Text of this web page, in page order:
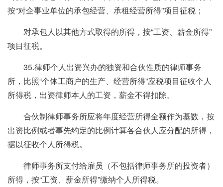
按“对企事业单位的承包经营、承租经营所得”项目征税；
对承包人以其他方式取得的所得，按“工资、薪金所得”
项目征税。
35.律师个人出资兴办的独资和合伙性质的律师事务
所，比照“个体工商户的生产、经营所得”应税项目征收个人
所得税，出资律师本人的工资，薪金不得扣除。
合伙制律师事务所应将年度经营所得全额作为基数，按
出资比例或者事先约定的比例计算各合伙人应分配的所得，
据以征收个人所得税。
律师事务所支付给雇员（不包括律师事务所的投资者）
所得，按“工资、薪金所得”缴纳个人所得税。